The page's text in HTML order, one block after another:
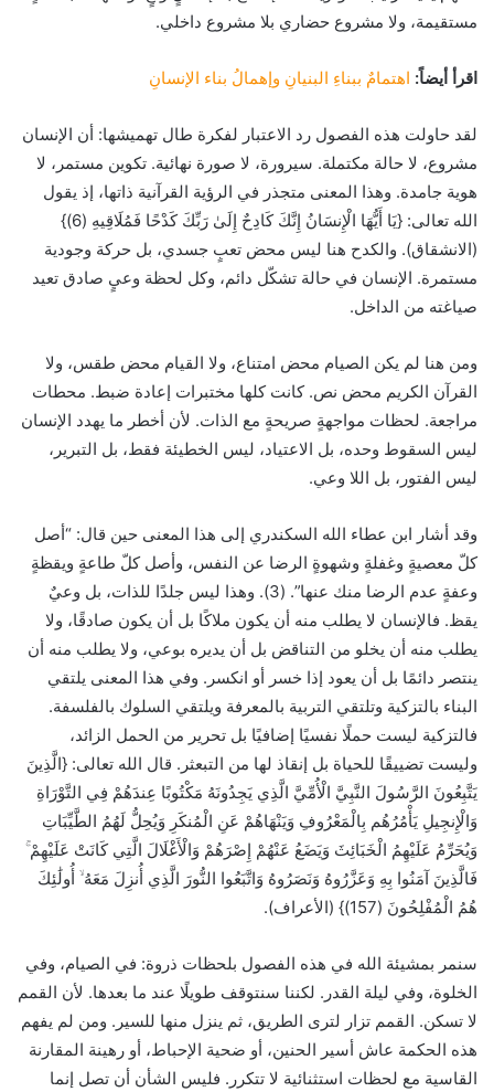
مستقيمة، ولا مشروع حضاري بلا مشروع داخلي.
اقرأ أيضاً: اهتمامٌ ببناءِ البنيانِ وإهمالُ بناء الإنسانِ
لقد حاولت هذه الفصول رد الاعتبار لفكرة طال تهميشها: أن الإنسان
مشروع، لا حالة مكتملة. سيرورة، لا صورة نهائية. تكوين مستمر، لا
هوية جامدة. وهذا المعنى متجذر في الرؤية القرآنية ذاتها، إذ يقول
الله تعالى: {يَا أَيُّهَا الْإِنسَانُ إِنَّكَ كَادِحٌ إِلَىٰ رَبِّكَ كَدْحًا فَمُلَاقِيهِ (6)}
(الانشقاق). والكدح هنا ليس محض تعبٍ جسدي، بل حركة وجودية
مستمرة. الإنسان في حالة تشكّل دائم، وكل لحظة وعيٍ صادق تعيد
صياغته من الداخل.
ومن هنا لم يكن الصيام محض امتناع، ولا القيام محض طقس، ولا
القرآن الكريم محض نص. كانت كلها مختبرات إعادة ضبط. محطات
مراجعة. لحظات مواجهةٍ صريحةٍ مع الذات. لأن أخطر ما يهدد الإنسان
ليس السقوط وحده، بل الاعتياد، ليس الخطيئة فقط، بل التبرير،
ليس الفتور، بل اللا وعي.
وقد أشار ابن عطاء الله السكندري إلى هذا المعنى حين قال: “أصل
كلّ معصيةٍ وغفلةٍ وشهوةٍ الرضا عن النفس، وأصل كلّ طاعةٍ ويقظةٍ
وعفةٍ عدم الرضا منك عنها”. (3). وهذا ليس جلدًا للذات، بل وعيٌ
يقظ. فالإنسان لا يطلب منه أن يكون ملاكًا بل أن يكون صادقًا، ولا
يطلب منه أن يخلو من التناقض بل أن يديره بوعي، ولا يطلب منه أن
ينتصر دائمًا بل أن يعود إذا خسر أو انكسر. وفي هذا المعنى يلتقي
البناء بالتزكية وتلتقي التربية بالمعرفة ويلتقي السلوك بالفلسفة.
فالتزكية ليست حملًا نفسيًا إضافيًا بل تحرير من الحمل الزائد،
وليست تضييقًا للحياة بل إنقاذ لها من التبعثر. قال الله تعالى: {الَّذِينَ
يَتَّبِعُونَ الرَّسُولَ النَّبِيَّ الْأُمِّيَّ الَّذِي يَجِدُونَهُ مَكْتُوبًا عِندَهُمْ فِي التَّوْرَاةِ
وَالْإِنجِيلِ يَأْمُرُهُم بِالْمَعْرُوفِ وَيَنْهَاهُمْ عَنِ الْمُنكَرِ وَيُحِلُّ لَهُمُ الطَّيِّبَاتِ
وَيُحَرِّمُ عَلَيْهِمُ الْخَبَائِثَ وَيَضَعُ عَنْهُمْ إِصْرَهُمْ وَالْأَغْلَالَ الَّتِي كَانَتْ عَلَيْهِمْ ۚ
فَالَّذِينَ آمَنُوا بِهِ وَعَزَّرُوهُ وَنَصَرُوهُ وَاتَّبَعُوا النُّورَ الَّذِي أُنزِلَ مَعَهُ ۙ أُولَٰئِكَ
هُمُ الْمُفْلِحُونَ (157)} (الأعراف).
سنمر بمشيئة الله في هذه الفصول بلحظات ذروة: في الصيام، وفي
الخلوة، وفي ليلة القدر. لكننا سنتوقف طويلًا عند ما بعدها. لأن القمم
لا تسكن. القمم تزار لترى الطريق، ثم ينزل منها للسير. ومن لم يفهم
هذه الحكمة عاش أسير الحنين، أو ضحية الإحباط، أو رهينة المقارنة
القاسية مع لحظات استثنائية لا تتكرر. فليس الشأن أن تصل إنما